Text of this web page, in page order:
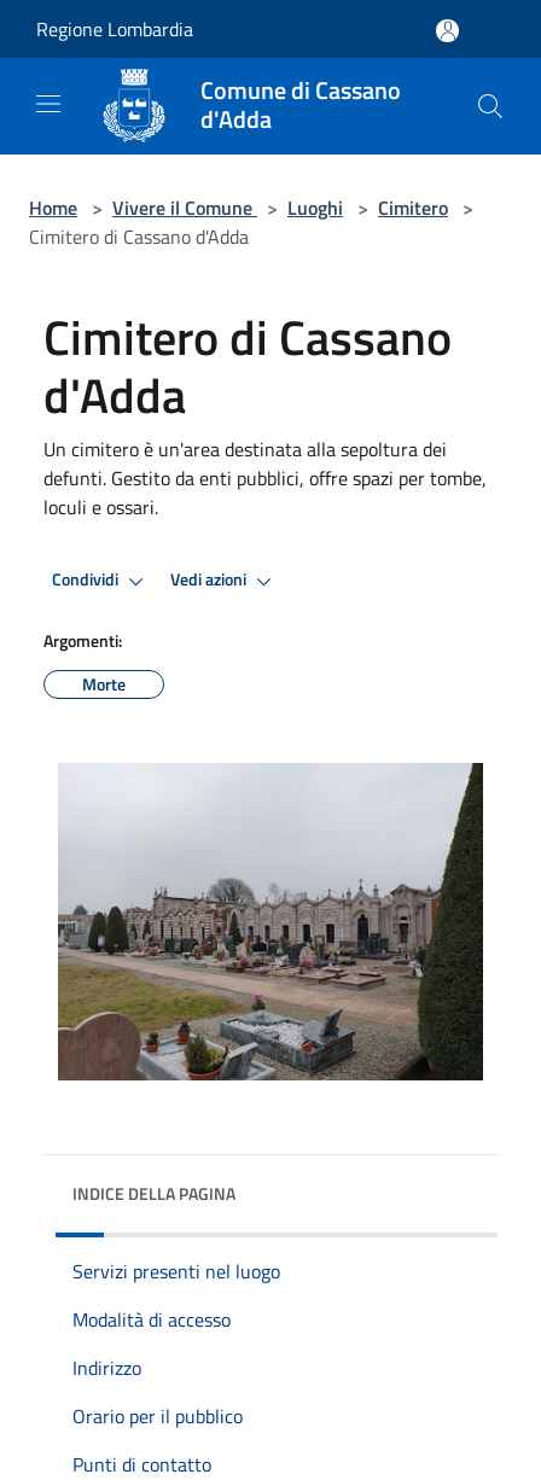
Regione Lombardia
Comune di Cassano
d'Adda
Home > Vivere il Comune > Luoghi > Cimitero >
Cimitero di Cassano d'Adda
Cimitero di Cassano
d'Adda
Un cimitero è un'area destinata alla sepoltura dei
defunti. Gestito da enti pubblici, offre spazi per tombe,
loculi e ossari.
Condividi Vedi azioni
Argomenti:
Morte
INDICE DELLA PAGINA
Servizi presenti nel luogo
Modalità di accesso
Indirizzo
Orario per il pubblico
Punti di contatto